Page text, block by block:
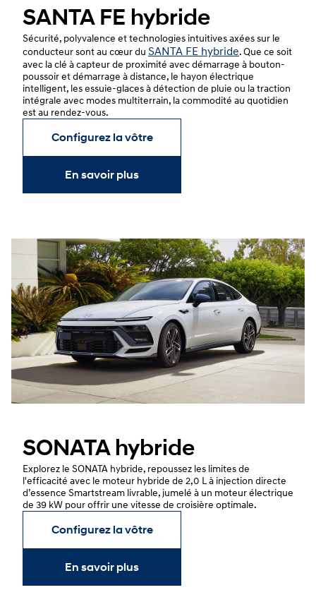
SANTA FE hybride
Sécurité, polyvalence et technologies intuitives axées sur le
conducteur sont au cœur du SANTA FE hybride. Que ce soit
avec la clé à capteur de proximité avec démarrage à bouton-
poussoir et démarrage à distance, le hayon électrique
intelligent, les essuie-glaces à détection de pluie ou la traction
intégrale avec modes multiterrain, la commodité au quotidien
est au rendez-vous.
Configurez la vôtre
En savoir plus
SONATA hybride
Explorez le SONATA hybride, repoussez les limites de
l'efficacité avec le moteur hybride de 2,0 L à injection directe
d’essence Smartstream livrable, jumelé à un moteur électrique
de 39 kW pour offrir une vitesse de croisière optimale.
Configurez la vôtre
En savoir plus